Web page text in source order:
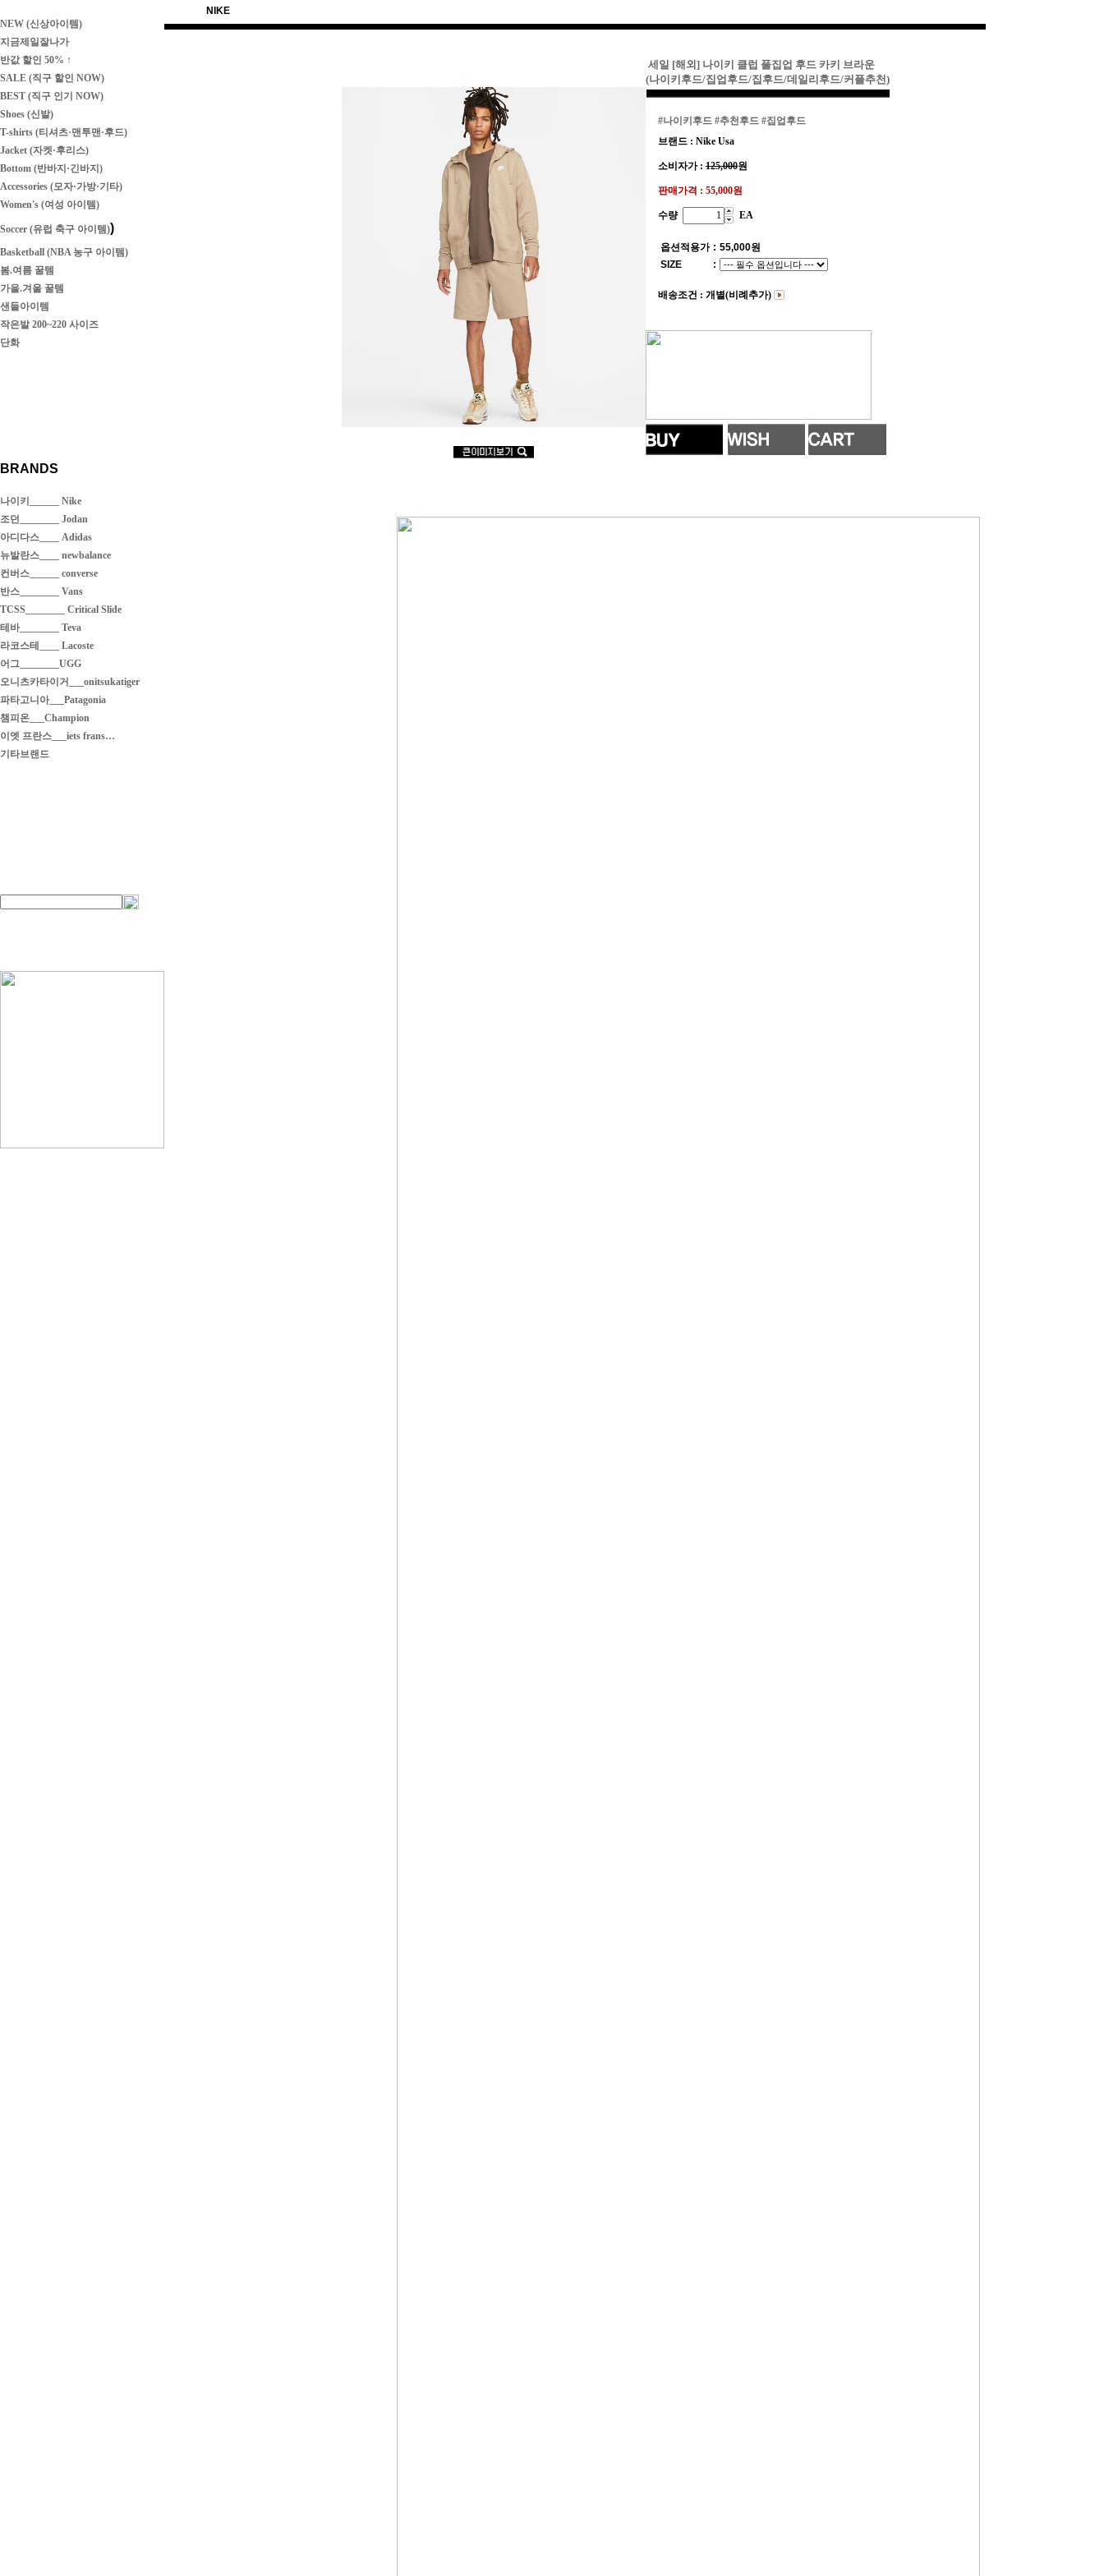
NEW (신상아이템)
지금제일잘나가
반값 할인 50% ↑
SALE (직구 할인 NOW)
BEST (직구 인기 NOW)
Shoes (신발)
T-shirts (티셔츠·맨투맨·후드)
Jacket (자켓·후리스)
Bottom (반바지·긴바지)
Accessories (모자·가방·기타)
Women's (여성 아이템)
Soccer (유럽 축구 아이템))
Basketball (NBA 농구 아이템)
봄.여름 꿀템
가을.겨울 꿀템
샌들아이템
작은발 200~220 사이즈
단화
BRANDS
나이키______ Nike
조던________ Jodan
아디다스____ Adidas
뉴발란스____ newbalance
컨버스______ converse
반스________ Vans
TCSS________ Critical Slide
테바________ Teva
라코스테____ Lacoste
어그________UGG
오니츠카타이거___onitsukatiger
파타고니아___Patagonia
챔피온___Champion
이엣 프란스___iets frans…
기타브랜드
NIKE
세일 [해외] 나이키 클럽 풀집업 후드 카키 브라운
(나이키후드/집업후드/집후드/데일리후드/커플추천)
#나이키후드 #추천후드 #집업후드
브랜드 : Nike Usa
소비자가 : 125,000원
판매가격 : 55,000원
수량 EA
옵션적용가 : 55,000원
SIZE
:
배송조건 : 개별(비례추가)